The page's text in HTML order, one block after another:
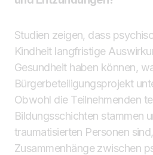
Studien zeigen, dass
Kindheit langfristige
Gesundheit haben können,
Bürgerbeteiligungsprojekt
Obwohl die Teilnehmenden
Bildungsschichten stammen
traumatisierten Personen
Zusammenhänge zwischen